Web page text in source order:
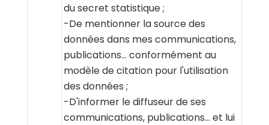
du secret statistique ;
-De mentionner la source des
données dans mes communications,
publications… conformément au
modèle de citation pour l'utilisation
des données ;
-D'informer le diffuseur de ses
communications, publications… et lui